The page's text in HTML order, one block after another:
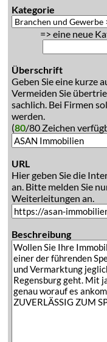
Kategorie
=> eine neue
Überschrift
Geben Sie eine kurze
Vermeiden Sie
sachlich. Bei Firmen
werden.
(80/80 Zeichen
URL
Hier geben Sie die
an. Bitte melden Sie
Weiterleitungen an.
Beschreibung